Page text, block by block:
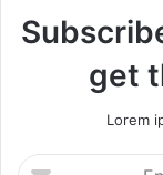
get
Lorem
Enter